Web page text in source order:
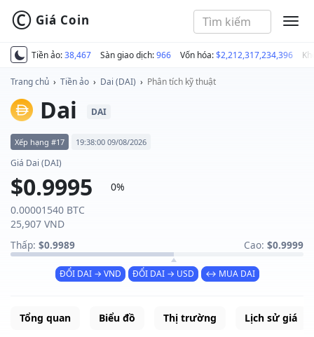
Tiền ảo:38,467 Sàn giao dịch:966 Vốn hóa:$2,212,317,234,396
© Giá Coin
Trang chủ › Tiền ảo › Dai (DAI) › Phân tích kỹ thuật
Dai DAI
Xếp hạng #17 19:38:00 09/08/2026
Giá Dai (DAI)
$0.9995
0%
0.00001540 BTC
25,907 VND
Thấp: $0.9989 Cao: $0.9999
ĐỔI DAI → VND ĐỔI DAI → USD ↔ MUA DAI
Tổng quan Biểu đồ Thị trường Lịch sử giá